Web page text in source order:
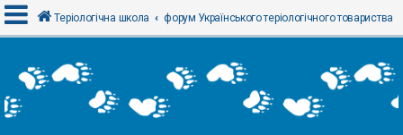
х
і
Теріологічна школа форум Українського теріологічного товариства